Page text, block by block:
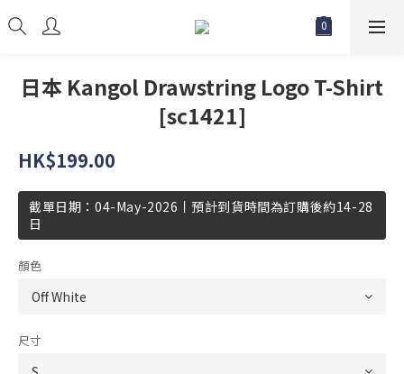
日本 Kangol Drawstring Logo T-Shirt
[sc1421]
HK$199.00
截單日期：04-May-2026丨預計到貨時間為訂購後約14-28
日
顏色
尺寸